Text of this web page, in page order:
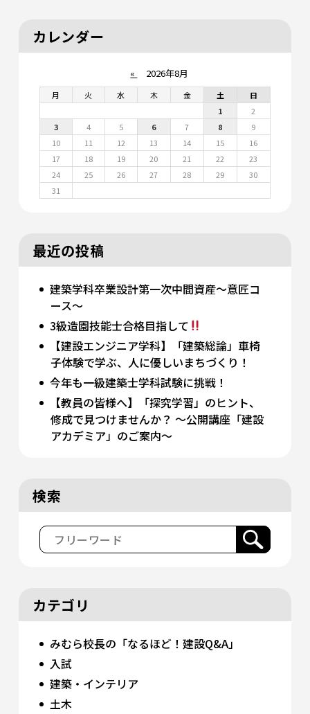
カレンダー
« 2026年8月
月 火 水 木 金 土
日
1
2
3
4 5 6 7 8
9
10
11 12 13 14 15
16
17
18 19 20 21 22
23
24
25 26 27 28 29
30
31
最近の投稿
建築学科卒業設計第一次中間資産～意匠コ
ース～
3級造園技能士合格目指して
【建設エンジニア学科】「建築総論」車椅
子体験で学ぶ、人に優しいまちづくり！
今年も一級建築士学科試験に挑戦！
【教員の皆様へ】「探究学習」のヒント、
修成で見つけませんか？ 〜公開講座「建設
アカデミア」のご案内〜
検索
カテゴリ
みむら校長の「なるほど！建設Q&A」
入試
建築・インテリア
土木